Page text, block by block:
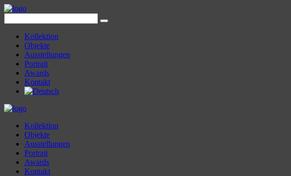
Kollektion
Objekte
Ausstellungen
Portrait
Awards
Kontakt
Kollektion
Objekte
Ausstellungen
Portrait
Awards
Kontakt